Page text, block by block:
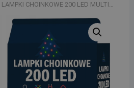
LAMPKI CHOINKOWE 200 LED MULTIKOLOR 16m kolorowe na choinkę PROGRAMATOR